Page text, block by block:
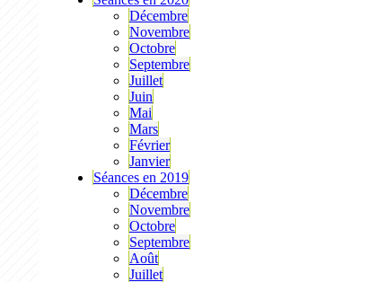
Décembre
Novembre
Octobre
Septembre
Juillet
Juin
Mai
Mars
Février
Janvier
Séances en 2019
Décembre
Novembre
Octobre
Septembre
Août
Juillet